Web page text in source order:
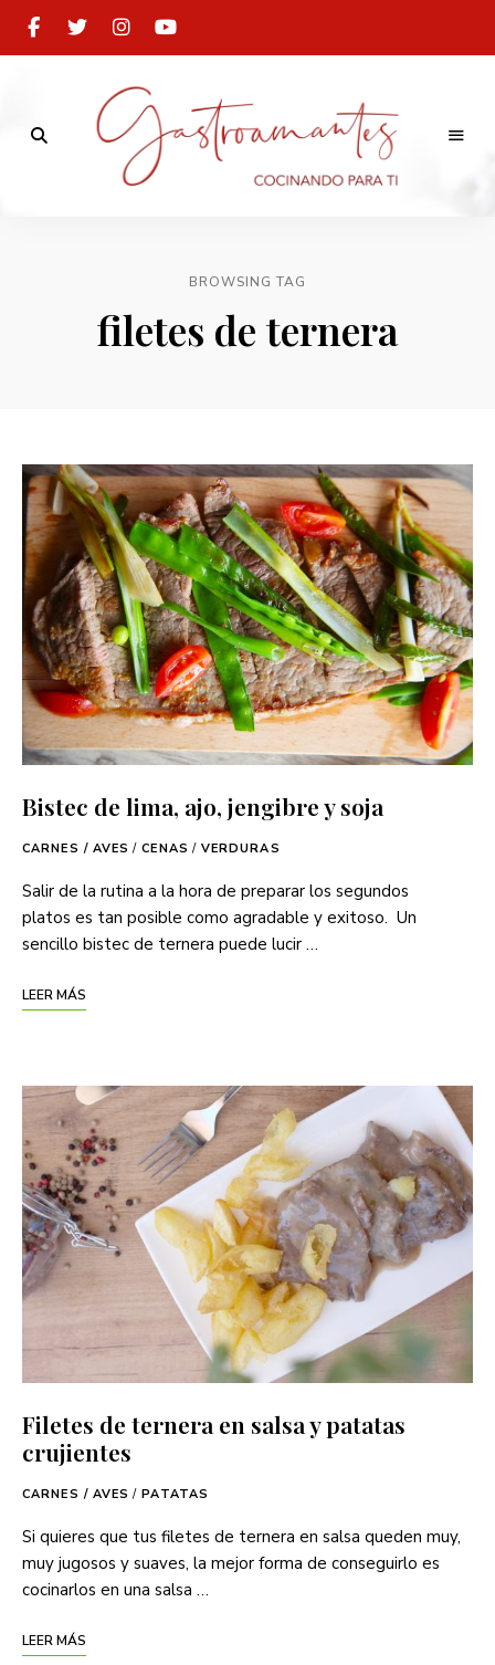
BROWSING TAG
filetes de ternera
Bistec de lima, ajo, jengibre y soja
CARNES / AVES / CENAS / VERDURAS
Salir de la rutina a la hora de preparar los segundos
platos es tan posible como agradable y exitoso. Un
sencillo bistec de ternera puede lucir …
LEER MÁS
Filetes de ternera en salsa y patatas
crujientes
CARNES / AVES / PATATAS
Si quieres que tus filetes de ternera en salsa queden muy,
muy jugosos y suaves, la mejor forma de conseguirlo es
cocinarlos en una salsa …
LEER MÁS